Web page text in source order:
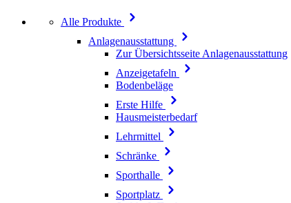
Alle Produkte
Anlagenausstattung
Zur Übersichtsseite Anlagenausstattung
Anzeigetafeln
Bodenbeläge
Erste Hilfe
Hausmeisterbedarf
Lehrmittel
Schränke
Sporthalle
Sportplatz